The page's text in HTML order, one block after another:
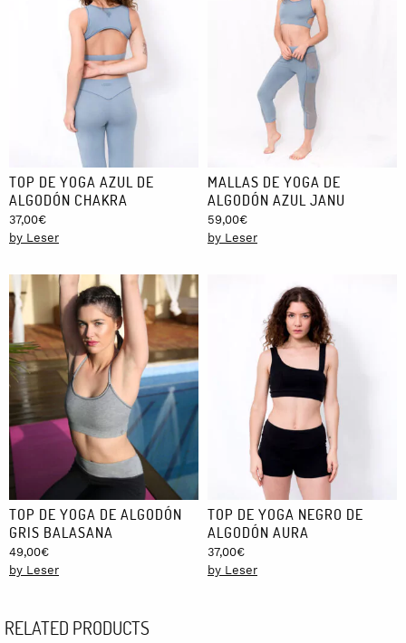
TOP DE YOGA AZUL DE
ALGODÓN CHAKRA
37,00€
by Leser
MALLAS DE YOGA DE
ALGODÓN AZUL JANU
59,00€
by Leser
TOP DE YOGA DE ALGODÓN
GRIS BALASANA
49,00€
by Leser
TOP DE YOGA NEGRO DE
ALGODÓN AURA
37,00€
by Leser
RELATED PRODUCTS